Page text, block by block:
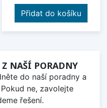
Přidat do košíku
NAŠÍ PORADNY
do naší poradny a
ne, zavolejte
řešení.